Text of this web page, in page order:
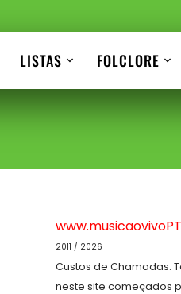
LISTAS FOLCLORE
2011 / 2026
Custos de Chamadas:
neste site começados